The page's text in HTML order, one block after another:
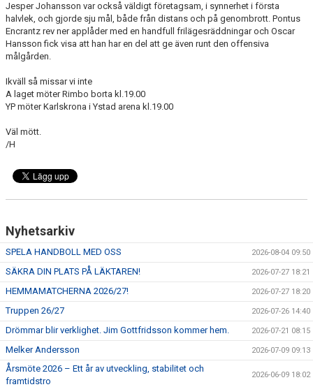
Jesper Johansson var också väldigt företagsam, i synnerhet i första
halvlek, och gjorde sju mål, både från distans och på genombrott. Pontus
Encrantz rev ner applåder med en handfull frilägesräddningar och Oscar
Hansson fick visa att han har en del att ge även runt den offensiva
målgården.
Ikväll så missar vi inte
A laget möter Rimbo borta kl.19.00
YP möter Karlskrona i Ystad arena kl.19.00
Väl mött.
/H
Nyhetsarkiv
SPELA HANDBOLL MED OSS 2026-08-04 09:50
SÄKRA DIN PLATS PÅ LÄKTAREN! 2026-07-27 18:21
HEMMAMATCHERNA 2026/27! 2026-07-27 18:20
Truppen 26/27 2026-07-26 14:40
Drömmar blir verklighet. Jim Gottfridsson kommer hem. 2026-07-21 08:15
Melker Andersson 2026-07-09 09:13
Årsmöte 2026 – Ett år av utveckling, stabilitet och
framtidstro
2026-06-09 18:02